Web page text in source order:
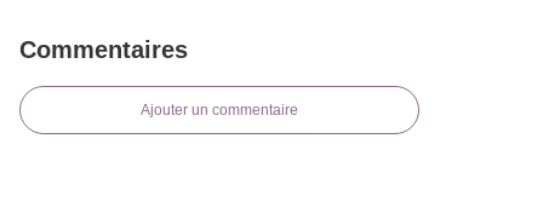
Commentaires
Ajouter un commentaire